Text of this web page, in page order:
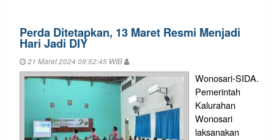
Perda Ditetapkan, 13 Maret Resmi Menjadi
Hari Jadi DIY
21 Maret 2024 09:52:45 WIB
Wonosari-SIDA.
Pemerintah
Kalurahan
Wonosari
laksanakan